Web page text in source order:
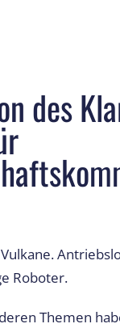
des
Roboter.
Themen